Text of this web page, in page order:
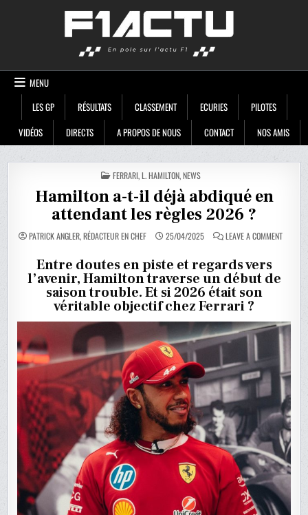
MENU
LES GP
RÉSULTATS CLASSEMENT ECURIES
PILOTES
VIDÉOS
DIRECTS A PROPOS DE NOUS CONTACT NOS AMIS
POSTED
IN
FERRARI,L. HAMILTON,NEWS
Hamilton a-t-il déjà abdiqué en
attendant les règles 2026 ?
PATRICK ANGLER, RÉDACTEUR EN CHEF 25/04/2025 LEAVE A COMMENTON
2026
?
Entre doutes en piste et regards vers
l’avenir, Hamilton traverse un début de
saison trouble. Et si 2026 était son
véritable objectif chez Ferrari ?